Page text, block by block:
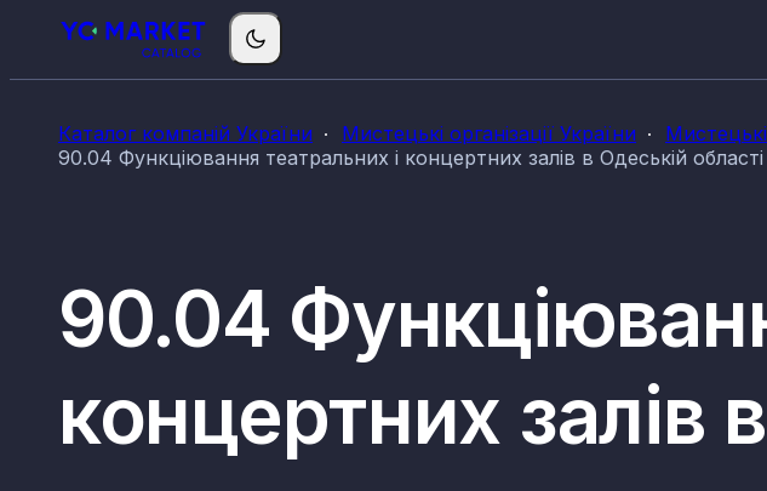
Каталог компаній України Мистецькі організації України
Мистецькі
90.04 Функціювання театральних і концертних залів в Одеській області
90.04
концертних залів